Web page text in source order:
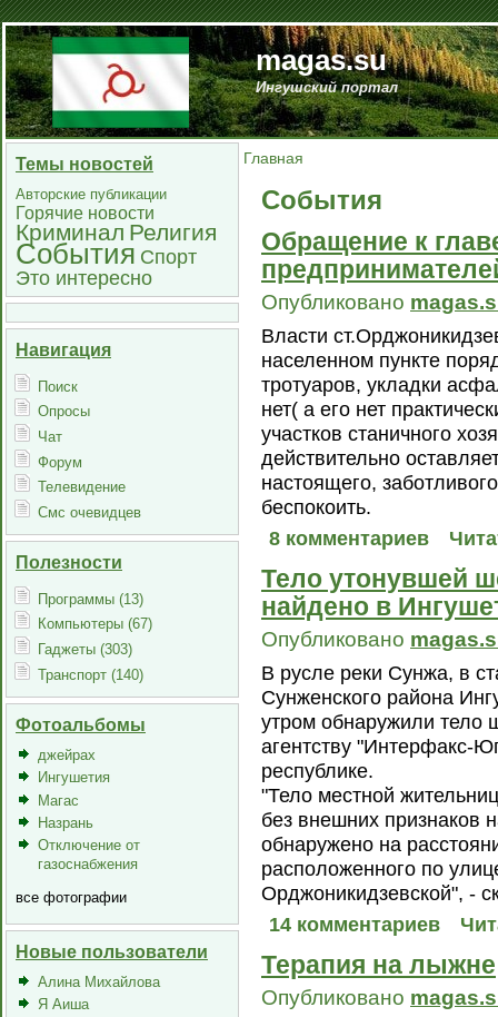
magas.su
Ингушский портал
Темы новостей
Авторские публикации
Горячие новости
Криминал Религия
События Спорт
Это интересно
Навигация
Поиск
Опросы
Чат
Форум
Телевидение
Смс очевидцев
Полезности
Программы (13)
Компьютеры (67)
Гаджеты (303)
Транспорт (140)
Фотоальбомы
джейрах
Ингушетия
Магас
Назрань
Отключение от
газоснабжения
все фотографии
Новые пользователи
Алина Михайлова
Я Аиша
Главная
События
Обращение к
Опубликовано
Власти
населенном пункте
тротуаров, укладки
нет( а его нет
участков станичного
действительно
настоящего,
беспокоить.
8 комментариев
Тело утонувшей
найдено в
Опубликовано
В русле реки Сунжа, в
Сунженского района
утром обнаружили тело
агентству "Интерфакс-
республике.
"Тело местной
без внешних признаков
обнаружено на
расположенного по
Орджоникидзевской", -
14 комментариев
Терапия на лыжне
Опубликовано